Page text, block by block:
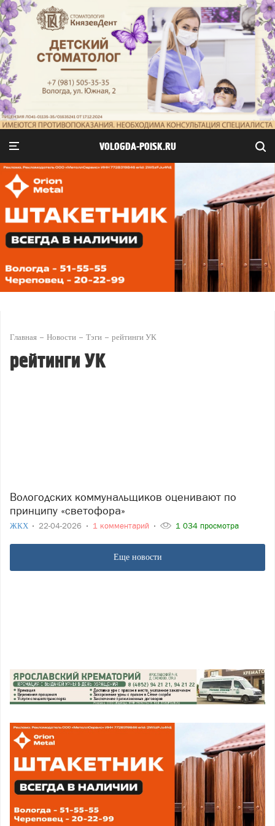
VOLOGDA-POISK.RU
Главная Новости Тэги рейтинги УК
рейтинги УК
Вологодских коммунальщиков оценивают по
принципу «светофора»
ЖКХ 22-04-2026 1 комментарий 1 034 просмотра
Еще новости